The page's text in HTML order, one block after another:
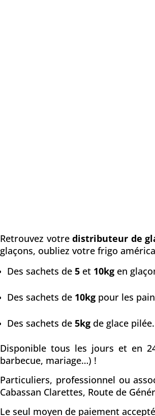
Retrouvez votredistributeur de
glaçons, oubliez votre frigo
Des sachets de5 et 10kg en
Des sachets de 10kg pour les
Des sachets de5kg de glace pilée.
Disponible tous les jours et en
barbecue, mariage…) !
Particuliers, professionnel ou
Cabassan Clarettes, Route de
Le seul moyen de paiement